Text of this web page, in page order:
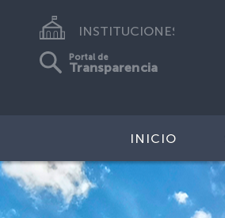
INSTITUCIONES
Portal de
Transparencia
INICIO